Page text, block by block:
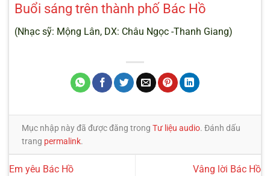
Buổi sáng trên thành phố Bác Hồ
(Nhạc sỹ: Mộng Lân, DX: Châu Ngọc -Thanh Giang)
Mục nhập này đã được đăng trong Tư liệu audio. Đánh dấu
trang permalink.
Em yêu Bác Hồ Vâng lời Bác Hồ